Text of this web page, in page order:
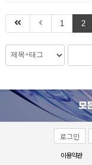
1 2
로그인
이용약관